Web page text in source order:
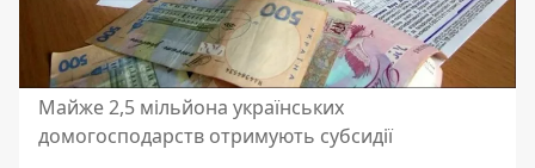
Майже 2,5 мільйона українських
домогосподарств отримують субсидії